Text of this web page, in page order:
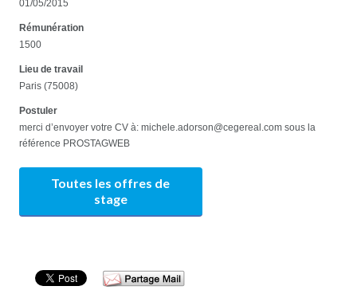
01/05/2015
Rémunération
1500
Lieu de travail
Paris (75008)
Postuler
merci d’envoyer votre CV à: michele.adorson@cegereal.com sous la
référence PROSTAGWEB
Toutes les offres de
stage